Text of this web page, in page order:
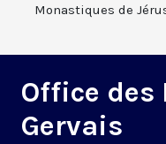
Monastiques de
Office des
Gervais